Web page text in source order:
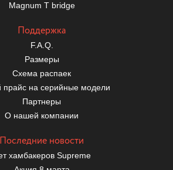
Magnum T bridge
Поддержка
F.A.Q.
Размеры
Схема распаек
на серийные модели
Партнеры
О нашей компании
Последние новости
хамбакеров Supreme